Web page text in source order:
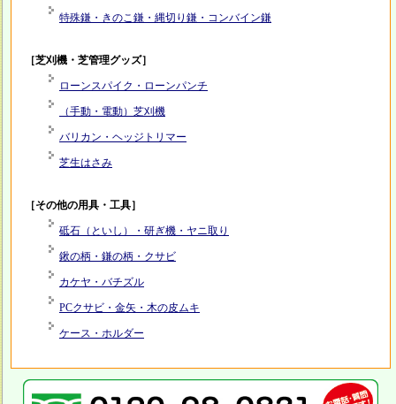
特殊鎌・きのこ鎌・縄切り鎌・コンバイン鎌
［芝刈機・芝管理グッズ］
ローンスパイク・ローンパンチ
（手動・電動）芝刈機
バリカン・ヘッジトリマー
芝生はさみ
［その他の用具・工具］
砥石（といし）・研ぎ機・ヤニ取り
鍬の柄・鎌の柄・クサビ
カケヤ・バチズル
PCクサビ・金矢・木の皮ムキ
ケース・ホルダー